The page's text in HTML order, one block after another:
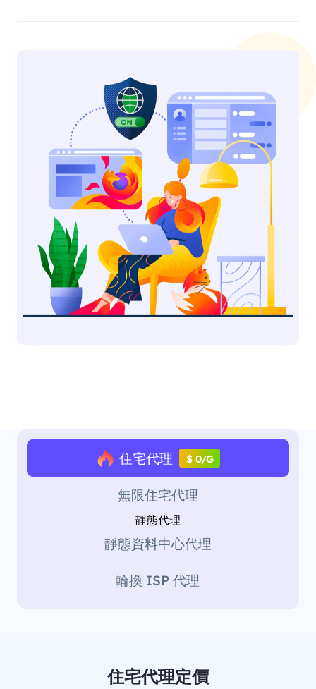
住宅代理 $ 0/G
無限住宅代理
靜態代理
靜態資料中心代理
輪換 ISP 代理
住宅代理定價